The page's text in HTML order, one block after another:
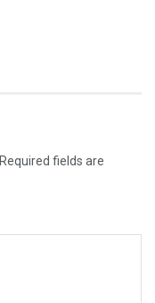
Required fields are